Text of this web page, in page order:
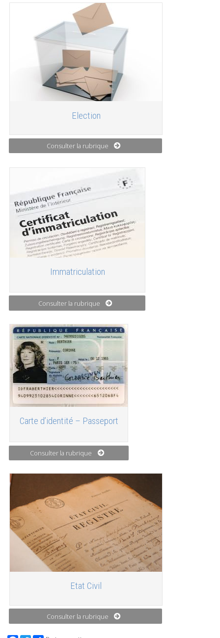
Election
Consulter la rubrique
Immatriculation
Consulter la rubrique
Carte d’identité – Passeport
Consulter la rubrique
Etat Civil
Consulter la rubrique